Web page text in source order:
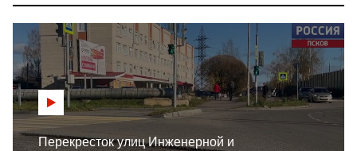
Перекресток улиц Инженерной и